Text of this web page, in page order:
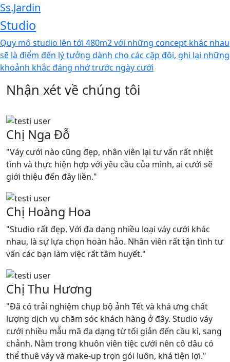
Ss.Jardin
Studio
Quy mô studio lên tới 480m2 với những concept khác nhau
sẽ là điểm đến lý tưởng dành cho các cặp đôi, ghi lại những
khoảnh khắc đáng nhớ trước ngày cưới
Nhận xét về chúng tôi
Chị Nga Đỗ
"Váy cưới nào cũng đẹp, nhân viên lại tư vấn rất nhiệt
tình và thực hiện hợp với yêu cầu của mình, ai cưới sẽ
giới thiệu đến đây liền."
Chị Hoàng Hoa
"Studio rất đẹp. Với đa dạng nhiều loại váy cưới khác
nhau, là sự lựa chọn hoàn hảo. Nhân viên rất tận tình tư
vấn các bạn làm việc rất tâm huyết."
Chị Thu Hương
"Đã có trải nghiệm chụp bộ ảnh Tết và khá ưng chất
lượng dịch vụ chăm sóc khách hàng ở đây. Studio váy
cưới nhiều mẫu mã đa dạng từ tối giản đến cầu kì, sang
chảnh. Nằm trong khuôn viên tiệc cưới nên cô dâu có
thể thuê váy và make-up trọn gói luôn, khá tiện lợi."